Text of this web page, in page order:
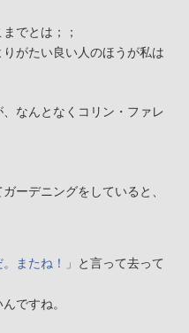
でとは；；
がたい良い人のほうが私は
なんとなくコリン・ファレ
ーデニングをしていると、
またね！」 と言って去って
ですね。